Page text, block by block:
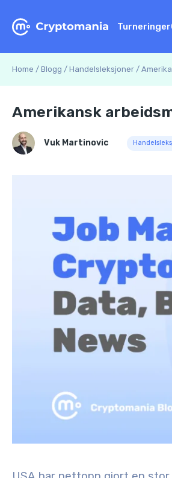
Turneringer
Home / Blogg / Handelsleksjoner /
Amerikansk
Vuk Martinovic